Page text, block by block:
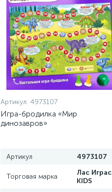
Артикул: 4973107
Игра-бродилка «Мир
динозавров»
Артикул 4973107
Торговая марка
Лас Играс
KIDS